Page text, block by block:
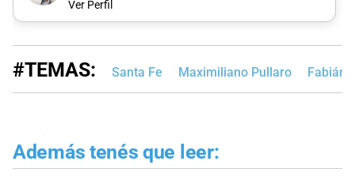
Ver Perfil
#TEMAS: Santa Fe Maximiliano Pullaro Fabián
Además tenés que leer: